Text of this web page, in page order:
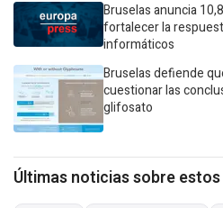
Bruselas anuncia
fortalecer la
informáticos
Bruselas defiende
cuestionar las
glifosato
Últimas noticias sobre